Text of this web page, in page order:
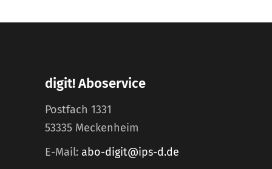
digit! Aboservice
Postfach 1331
53335 Meckenheim
E-Mail: abo-digit@ips-d.de